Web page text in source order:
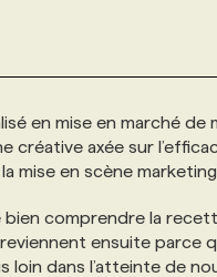
en mise en marché
créative axée sur
mise en scène
comprendre la
ensuite parce
loin dans l’atteinte de